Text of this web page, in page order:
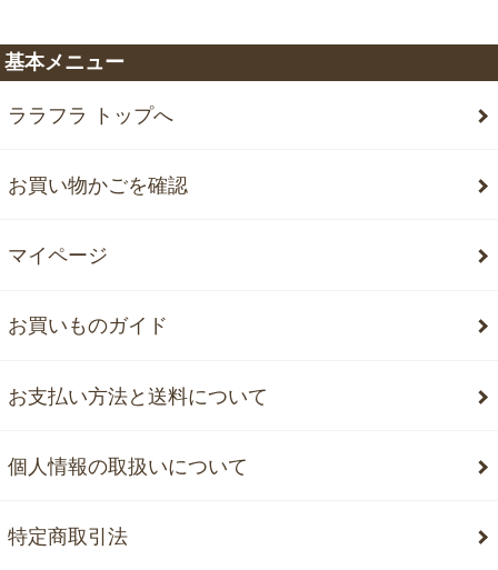
基本メニュー
ララフラ トップへ
お買い物かごを確認
マイページ
お買いものガイド
お支払い方法と送料について
個人情報の取扱いについて
特定商取引法